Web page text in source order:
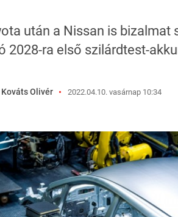
után a Nissan is
2028-ra első szilárdtest-
Kováts Olivér 2022.04.10. vasárnap 10:34